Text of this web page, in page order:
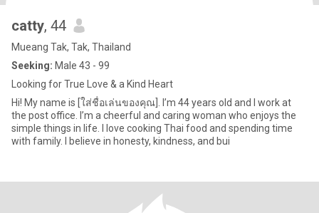
catty, 44
Mueang Tak, Tak, Thailand
Seeking: Male 43 - 99
Looking for True Love & a Kind Heart
Hi! My name is [ใส่ชื่อเล่นของคุณ]. I’m 44 years old and I work at
the post office. I’m a cheerful and caring woman who enjoys the
simple things in life. I love cooking Thai food and spending time
with family. I believe in honesty, kindness, and bui